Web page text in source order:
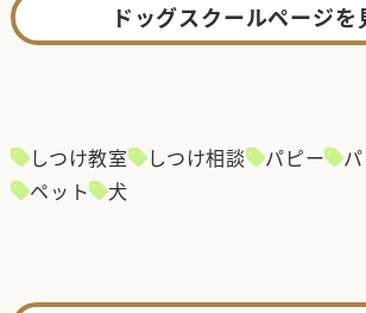
ドッグスクールページを
しつけ教室 しつけ相談 パピー
ペット
犬